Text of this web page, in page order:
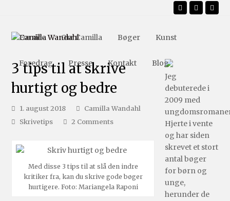
Facebook
Forside Om Camilla Bøger Kunst
Foredrag Presse Kontakt Blog
3 tips til at skrive
hurtigt og bedre
1. august 2018
Camilla Wandahl
Skrivetips
2 Comments
Med disse 3 tips til at slå den indre
kritiker fra, kan du skrive gode bøger
hurtigere. Foto: Mariangela Raponi
Jeg
debuterede i
2009 med
Hjerte i vente
og har siden
skrevet et stort
antal bøger
for børn og
unge,
herunder de